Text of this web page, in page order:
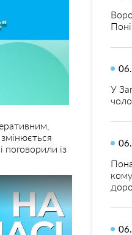
поговорили із
У